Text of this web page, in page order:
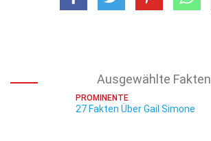
Ausgewählte Fakten
PROMINENTE
27 Fakten Über Gail Simone